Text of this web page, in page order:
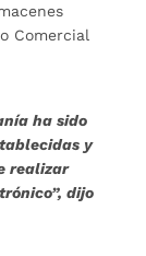
Comercial
ha sido
y
realizar
dijo